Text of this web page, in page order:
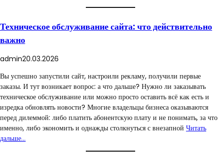
Техническое обслуживание сайта: что действительно
важно
admin20.03.2026
Вы успешно запустили сайт, настроили рекламу, получили первые
заказы. И тут возникает вопрос: а что дальше? Нужно ли заказывать
техническое обслуживание или можно просто оставить всё как есть и
изредка обновлять новости? Многие владельцы бизнеса оказываются
перед дилеммой: либо платить абонентскую плату и не понимать, за что
именно, либо экономить и однажды столкнуться с внезапной Читать
дальше…